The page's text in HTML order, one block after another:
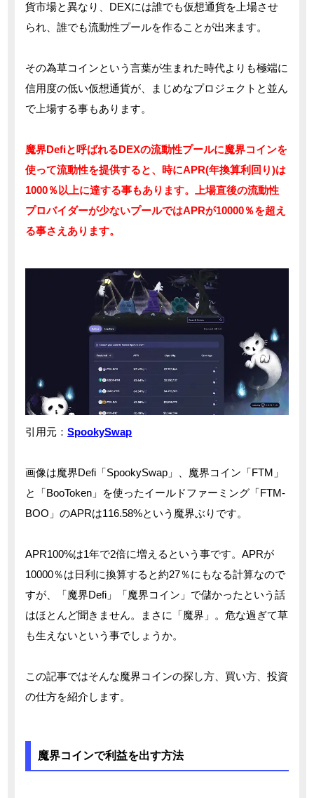
貨市場と異なり、DEXには誰でも仮想通貨を上場させ
られ、誰でも流動性プールを作ることが出来ます。
その為草コインという言葉が生まれた時代よりも極端に
信用度の低い仮想通貨が、まじめなプロジェクトと並ん
で上場する事もあります。
魔界Defiと呼ばれるDEXの流動性プールに魔界コインを
使って流動性を提供すると、時にAPR(年換算利回り)は
1000％以上に達する事もあります。上場直後の流動性
プロバイダーが少ないプールではAPRが10000％を超え
る事さえあります。
引用元：SpookySwap
画像は魔界Defi「SpookySwap」、魔界コイン「FTM」
と「BooToken」を使ったイールドファーミング「FTM-
BOO」のAPRは116.58%という魔界ぶりです。
APR100%は1年で2倍に増えるという事です。APRが
10000％は日利に換算すると約27％にもなる計算なので
すが、「魔界Defi」「魔界コイン」で儲かったという話
はほとんど聞きません。まさに「魔界」。危な過ぎて草
も生えないという事でしょうか。
この記事ではそんな魔界コインの探し方、買い方、投資
の仕方を紹介します。
魔界コインで利益を出す方法